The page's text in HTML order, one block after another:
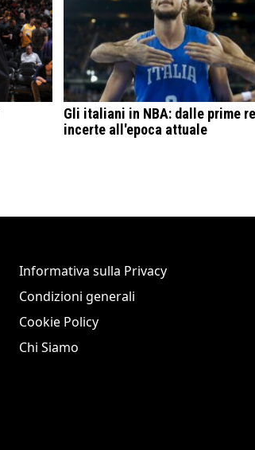
Gli italiani in NBA: dalle prime
incerte all'epoca attuale
Informativa sulla Privacy
Condizioni generali
Cookie Policy
Chi Siamo